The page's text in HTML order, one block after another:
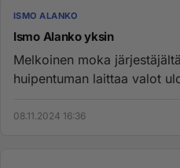
ISMO ALANKO
Ismo Alanko yksin
Melkoinen moka
huipentuman laittaa valot
08.11.2024 16:36